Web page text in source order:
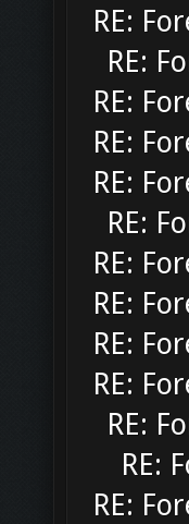
RE:
RE:
RE:
RE:
RE:
RE:
RE:
RE:
RE:
RE:
RE:
RE:
RE: